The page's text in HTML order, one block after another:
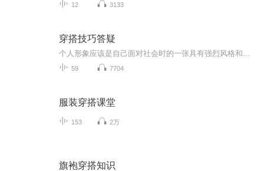
12 3133
穿搭技巧答疑
59 7704
服装穿搭课堂
153 2万
旗袍穿搭知识